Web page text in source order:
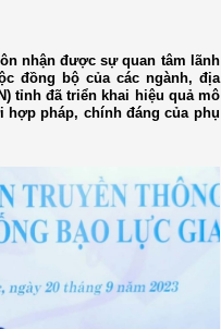
nhận được sự quan tâm lãnh
đồng bộ của các ngành, địa
tỉnh đã triển khai hiệu quả mô
hợp pháp, chính đáng của phụ